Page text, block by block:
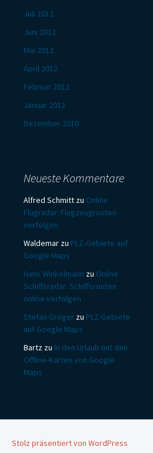
Juli 2012
Juni 2012
Mai 2012
April 2012
Februar 2012
Januar 2012
Dezember 2010
Neueste Kommentare
Alfred Schmitt zu Online
Flugradar: Flugzeugrouten
verfolgen
Waldemar zu PLZ-Gebiete auf
Google Maps
Hans Winkelmann zu Online
Schiffsradar: Schiffsrouten
online verfolgen
Stefan Gröger zu PLZ-Gebiete
auf Google Maps
Bartz zu In den Urlaub mit den
Offline-Karten von Google
Maps
Stolz präsentiert von WordPress